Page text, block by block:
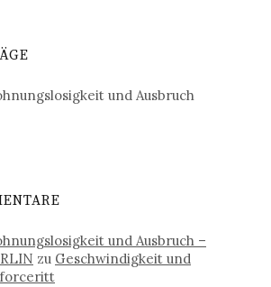
und Ausbruch
und Ausbruch –
zu Geschwindigkeit und